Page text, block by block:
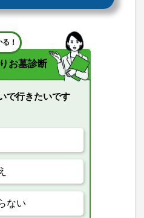
！
お墓診断
で行きたいです
ない